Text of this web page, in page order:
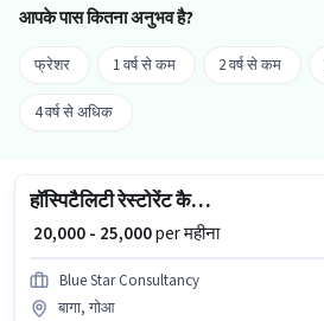
आपके पास कितना अनुभव है?
फ्रेशर 1 वर्ष से कम 2 वर्ष से कम
4 वर्ष से अधिक
हॉस्पिटैलिटी रेस्टोरेंट कैप्टन
₹ 20,000 - 25,000per महीना
Blue Star Consultancy
बागा, गोआ